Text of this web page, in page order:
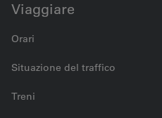
Viaggiare
Orari
Situazione del traffico
Treni